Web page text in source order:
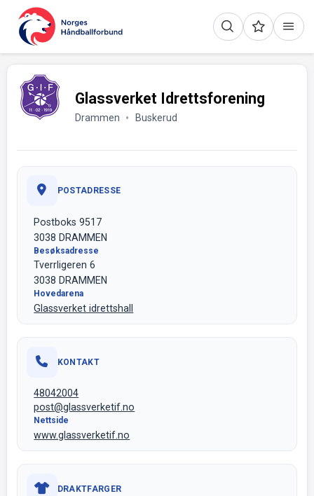
Glassverket Idrettsforening
Drammen Buskerud
POSTADRESSE
Postboks 9517
3038 DRAMMEN
Besøksadresse
Tverrligeren 6
3038 DRAMMEN
Hovedarena
Glassverket idrettshall
KONTAKT
48042004
post@glassverketif.no
Nettside
www.glassverketif.no
DRAKTFARGER